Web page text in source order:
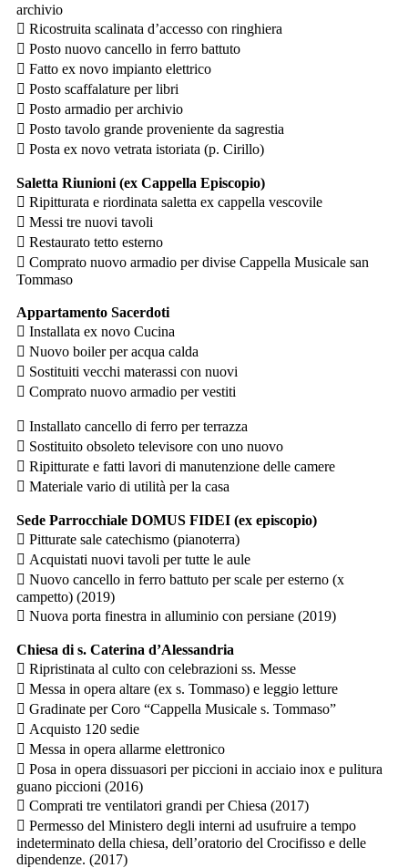
archivio
 Ricostruita scalinata d’accesso con ringhiera
 Posto nuovo cancello in ferro battuto
 Fatto ex novo impianto elettrico
 Posto scaffalature per libri
 Posto armadio per archivio
 Posto tavolo grande proveniente da sagrestia
 Posta ex novo vetrata istoriata (p. Cirillo)
Saletta Riunioni (ex Cappella Episcopio)
 Ripitturata e riordinata saletta ex cappella vescovile
 Messi tre nuovi tavoli
 Restaurato tetto esterno
 Comprato nuovo armadio per divise Cappella Musicale san
Tommaso
Appartamento Sacerdoti
 Installata ex novo Cucina
 Nuovo boiler per acqua calda
 Sostituiti vecchi materassi con nuovi
 Comprato nuovo armadio per vestiti
 Installato cancello di ferro per terrazza
 Sostituito obsoleto televisore con uno nuovo
 Ripitturate e fatti lavori di manutenzione delle camere
 Materiale vario di utilità per la casa
Sede Parrocchiale DOMUS FIDEI (ex episcopio)
 Pitturate sale catechismo (pianoterra)
 Acquistati nuovi tavoli per tutte le aule
 Nuovo cancello in ferro battuto per scale per esterno (x
campetto) (2019)
 Nuova porta finestra in alluminio con persiane (2019)
Chiesa di s. Caterina d’Alessandria
 Ripristinata al culto con celebrazioni ss. Messe
 Messa in opera altare (ex s. Tommaso) e leggio letture
 Gradinate per Coro “Cappella Musicale s. Tommaso”
 Acquisto 120 sedie
 Messa in opera allarme elettronico
 Posa in opera dissuasori per piccioni in acciaio inox e pulitura
guano piccioni (2016)
 Comprati tre ventilatori grandi per Chiesa (2017)
 Permesso del Ministero degli interni ad usufruire a tempo
indeterminato della chiesa, dell’oratorio del Crocifisso e delle
dipendenze. (2017)